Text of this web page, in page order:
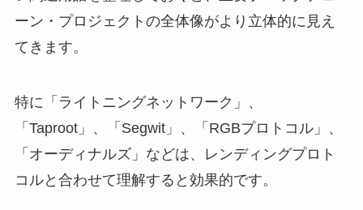
ーン・プロジェクトの全体像がより立体的に見え
てきます。
特に「ライトニングネットワーク」、
「Taproot」、「Segwit」、「RGBプロトコル」、
「オーディナルズ」などは、レンディングプロト
コルと合わせて理解すると効果的です。